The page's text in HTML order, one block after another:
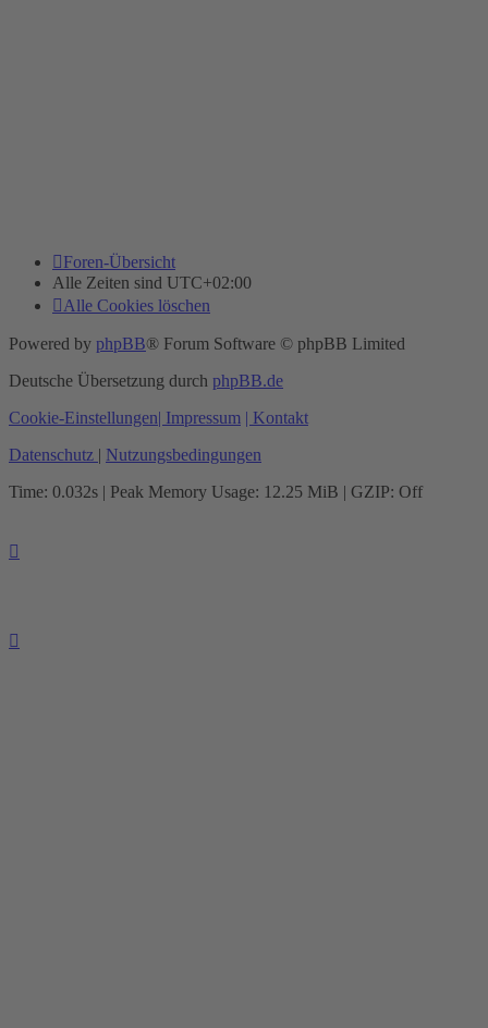
Foren-Übersicht
Alle Zeiten sind UTC+02:00
Alle Cookies löschen
Powered by phpBB® Forum Software © phpBB Limited
Deutsche Übersetzung durch phpBB.de
Cookie-Einstellungen| Impressum | Kontakt
Datenschutz | Nutzungsbedingungen
Time: 0.032s | Peak Memory Usage: 12.25 MiB | GZIP: Off